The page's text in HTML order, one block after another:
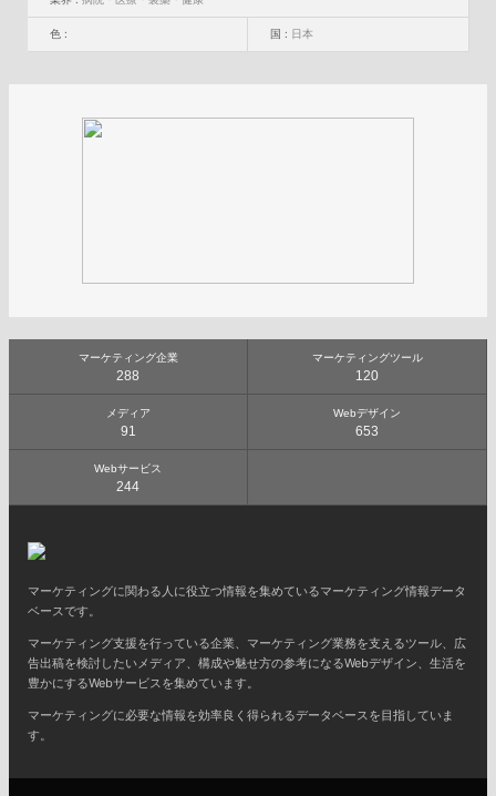
色 : 国 : 日本
マーケティング企業
288
マーケティングツール
120
メディア
91
Webデザイン
653
Webサービス
244
マーケティングに関わる人に役立つ情報を集めているマーケティング情報データ
ベースです。
マーケティング支援を行っている企業、マーケティング業務を支えるツール、広
告出稿を検討したいメディア、構成や魅せ方の参考になるWebデザイン、生活を
豊かにするWebサービスを集めています。
マーケティングに必要な情報を効率良く得られるデータベースを目指していま
す。